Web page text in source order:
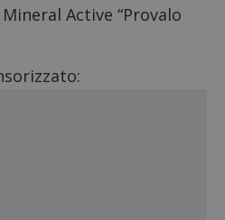
Active “Provalo